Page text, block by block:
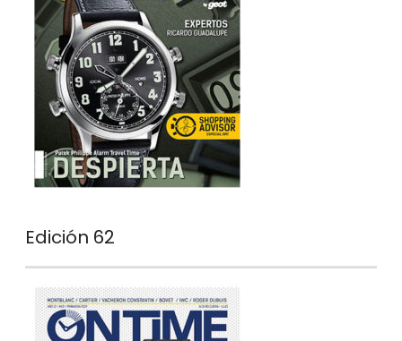
Edición 62